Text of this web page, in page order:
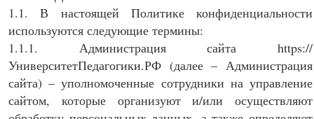
1.1. В настоящей Политике конфиденциальности
используются следующие термины:
1.1.1. Администрация сайта https://
УниверситетПедагогики.РФ (далее – Администрация
сайта) – уполномоченные сотрудники на управление
сайтом, которые организуют и/или осуществляют